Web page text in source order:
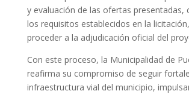
y evaluación de las ofertas presentadas,
los requisitos establecidos en la
proceder a la adjudicación oficial del
Con este proceso, la Municipalidad de
reafirma su compromiso de seguir
infraestructura vial del municipio,